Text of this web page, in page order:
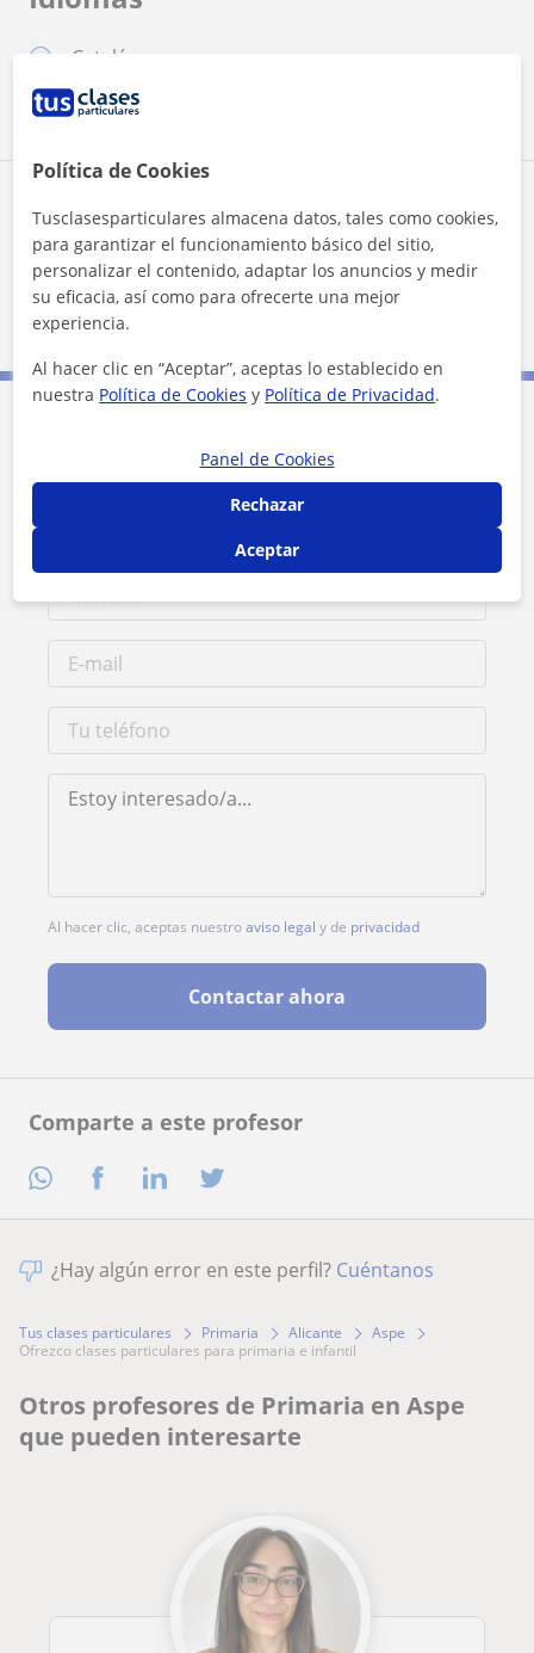
Comparte a este profesor
Catalán
Español
Zona de Miriam
Localidades a las que se desplaza para dar clase
Novelda
Al hacer clic, aceptas nuestroaviso legal y de privacidad
Contactar ahora
¿Hay algún error en este perfil? Cuéntanos
Tus clases particulares Primaria Alicante
Aspe
ofrezco clases particulares para primaria e infantil
Otros profesores de Primaria en Aspe
que pueden interesarte
Política de Cookies
Tusclasesparticulares almacena datos, tales como cookies,
para garantizar el funcionamiento básico del sitio,
personalizar el contenido, adaptar los anuncios y medir
su eficacia, así como para ofrecerte una mejor
experiencia.
Al hacer clic en “Aceptar”, aceptas lo establecido en
nuestra Política de Cookies y Política de Privacidad.
Panel de Cookies
Rechazar
Aceptar